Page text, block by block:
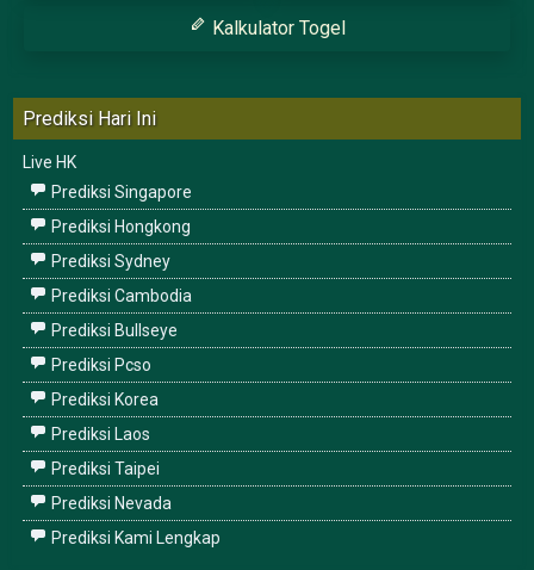
Kalkulator Togel
Prediksi Hari Ini
Live HK
Prediksi Singapore
Prediksi Hongkong
Prediksi Sydney
Prediksi Cambodia
Prediksi Bullseye
Prediksi Pcso
Prediksi Korea
Prediksi Laos
Prediksi Taipei
Prediksi Nevada
Prediksi Kami Lengkap